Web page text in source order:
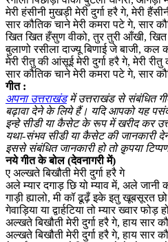
मेरी हंसीनी मुखड़ी मेरी दुर्गा हरै गे, मेरी
सार कौतिक चाने मेरी कमरा पटे गे, सार
खित खित हँसुण वीको, तुर तुरी आँखी,
बुलाणो रसीला दाज्यू बिणाई जे बाजी, कल
मेरी रीतु की आंसूई मेरी दुर्गा हरै गे, मेरी
सार कौतिक चाने मेरी कमरा पटे गे, सार
गीत :
अपना उत्तराखंडमें उत्तराखंड से संबंधित
बढ़ावा देने के लिये हैं। यदि आपको यह
इन्हे सीडी या कैसेट के रूप में खरीद कर
यथा-संभव सीडी या कैसेट की जानकारी
इससे संबंधित जानकारी हो तो क़ृपया
नये गीत के बोल (देवनागरी में)
ए अल्खते बिखौती मेरी दुर्गा हरै गे
अले म्यार दगाड़ छि यो म्याव में, अले जानी
गाड़ी ह्यालो, मी कॉ ढूढ़ँ इके इतु खूबसूरत
गेवाड़िया या द्वार्हटिया तो म्यार ख्वार
अल्खते बिखौती मेरी दुर्गा हरै गे, हाय सार
अल्खते बिखौती मेरी दुर्गा हरै गे, हाय सार